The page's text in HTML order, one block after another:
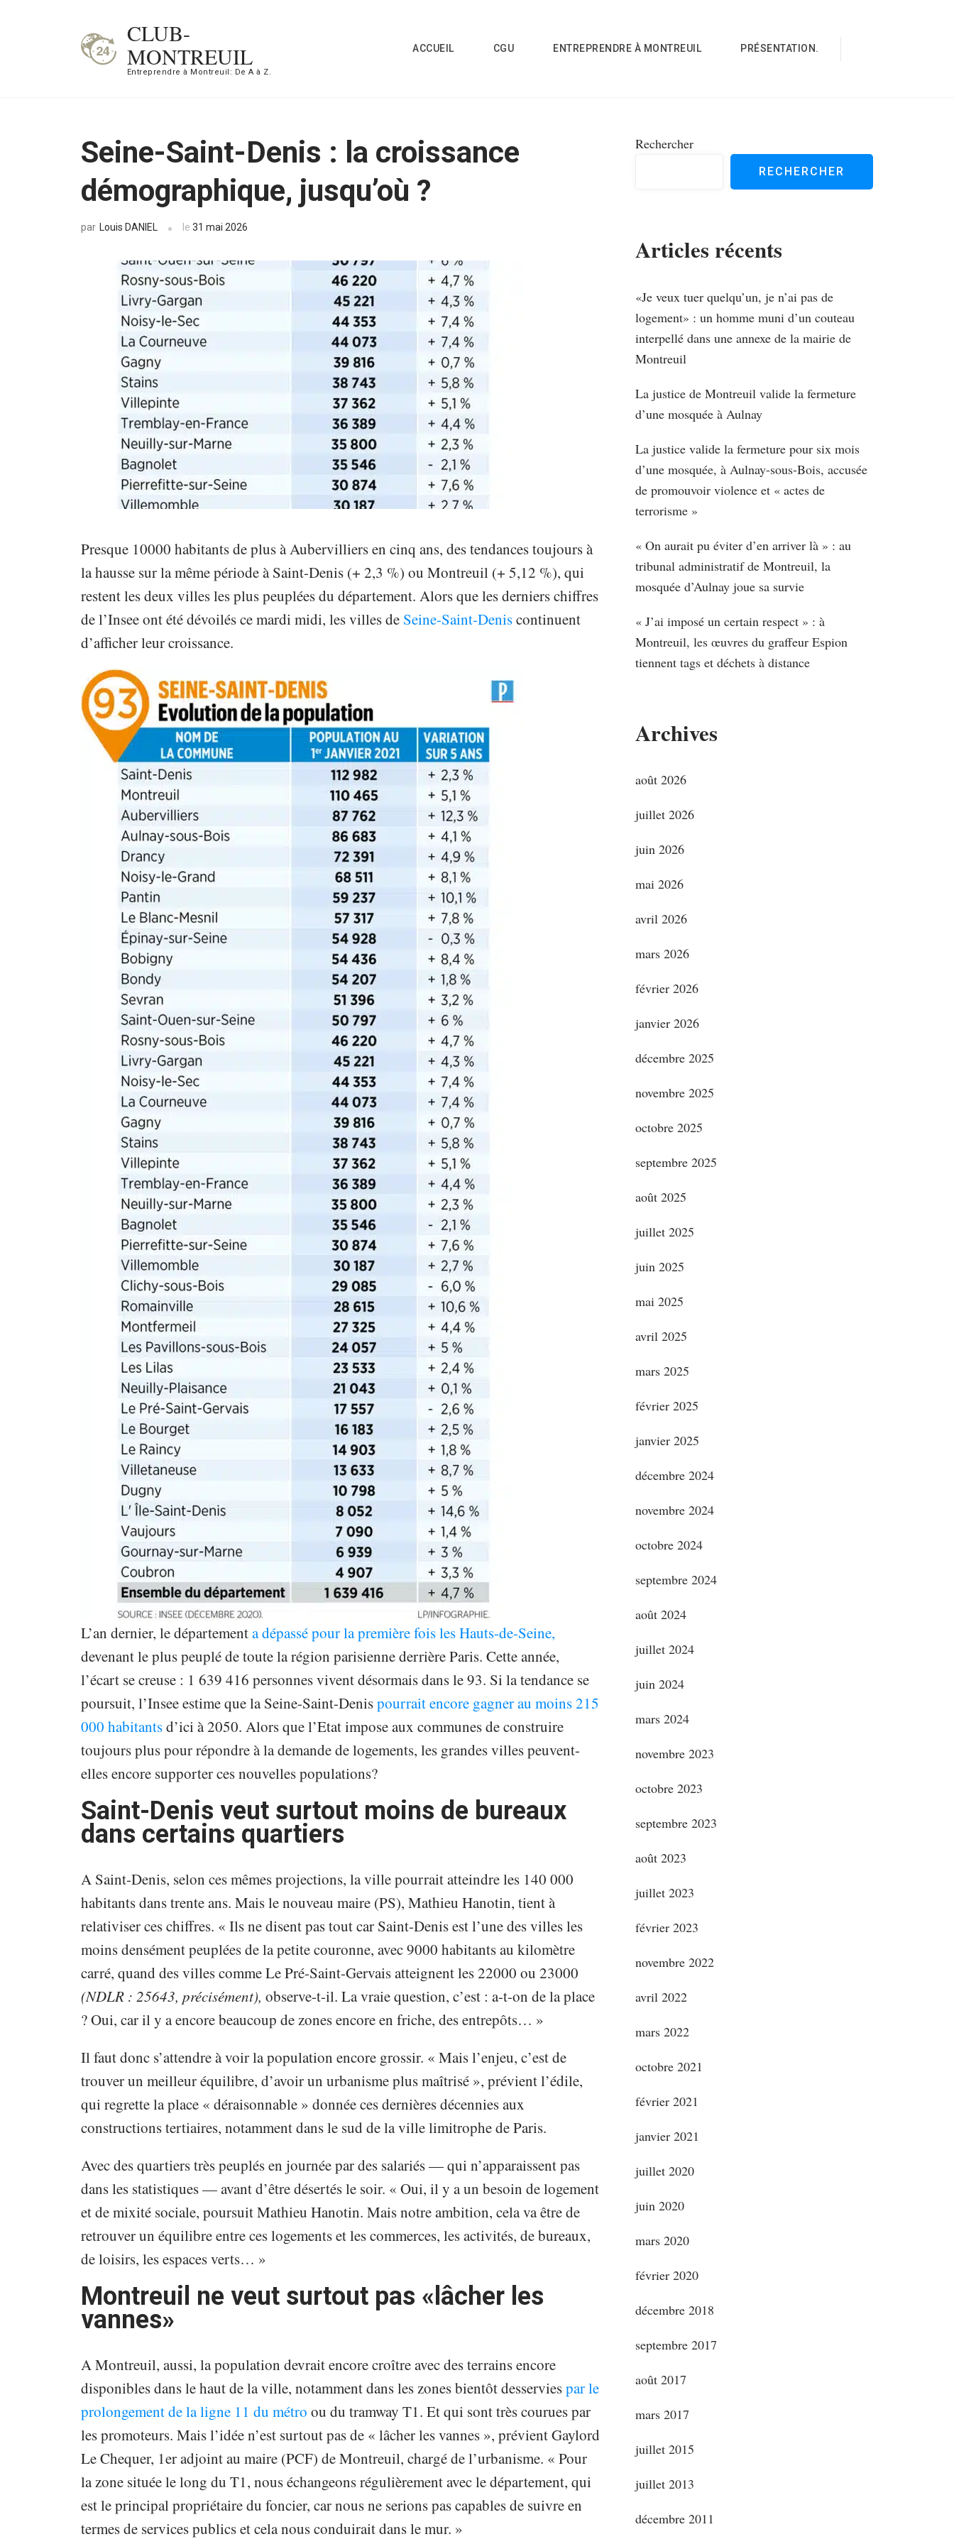
CLUB-
MONTREUIL
Entreprendre à Montreuil: De A à Z.
ACCUEIL CGU ENTREPRENDRE À MONTREUIL PRÉSENTATION.
Seine-Saint-Denis : la croissance
démographique, jusqu’où ?
par Louis DANIEL le 31 mai 2026
Presque 10000 habitants de plus à Aubervilliers en cinq ans, des tendances toujours à
la hausse sur la même période à Saint-Denis (+ 2,3 %) ou Montreuil (+ 5,12 %), qui
restent les deux villes les plus peuplées du département. Alors que les derniers chiffres
de l’Insee ont été dévoilés ce mardi midi, les villes de Seine-Saint-Deniscontinuent
d’afficher leur croissance.
L’an dernier, le départementa dépassé pour la première fois les Hauts-de-Seine,
devenant le plus peuplé de toute la région parisienne derrière Paris. Cette année,
l’écart se creuse : 1 639 416 personnes vivent désormais dans le 93. Si la tendance se
poursuit, l’Insee estime que la Seine-Saint-Denispourrait encore gagner au moins 215
000 habitantsd’ici à 2050. Alors que l’Etat impose aux communes de construire
toujours plus pour répondre à la demande de logements, les grandes villes peuvent-
elles encore supporter ces nouvelles populations?
Saint-Denis veut surtout moins de bureaux
dans certains quartiers
A Saint-Denis, selon ces mêmes projections, la ville pourrait atteindre les 140 000
habitants dans trente ans. Mais le nouveau maire (PS), Mathieu Hanotin, tient à
relativiser ces chiffres. « Ils ne disent pas tout car Saint-Denis est l’une des villes les
moins densément peuplées de la petite couronne, avec 9000 habitants au kilomètre
carré, quand des villes comme Le Pré-Saint-Gervais atteignent les 22000 ou 23000
(NDLR : 25643, précisément), observe-t-il. La vraie question, c’est : a-t-on de la place
? Oui, car il y a encore beaucoup de zones encore en friche, des entrepôts… »
Il faut donc s’attendre à voir la population encore grossir. « Mais l’enjeu, c’est de
trouver un meilleur équilibre, d’avoir un urbanisme plus maîtrisé », prévient l’édile,
qui regrette la place « déraisonnable » donnée ces dernières décennies aux
constructions tertiaires, notamment dans le sud de la ville limitrophe de Paris.
Avec des quartiers très peuplés en journée par des salariés — qui n’apparaissent pas
dans les statistiques — avant d’être désertés le soir. « Oui, il y a un besoin de logement
et de mixité sociale, poursuit Mathieu Hanotin. Mais notre ambition, cela va être de
retrouver un équilibre entre ces logements et les commerces, les activités, de bureaux,
de loisirs, les espaces verts… »
Montreuil ne veut surtout pas «lâcher les
vannes»
A Montreuil, aussi, la population devrait encore croître avec des terrains encore
disponibles dans le haut de la ville, notamment dans les zones bientôt desserviespar le
prolongement de la ligne 11 du métro ou du tramway T1. Et qui sont très courues par
les promoteurs. Mais l’idée n’est surtout pas de « lâcher les vannes », prévient Gaylord
Le Chequer, 1er adjoint au maire (PCF) de Montreuil, chargé de l’urbanisme. « Pour
la zone située le long du T1, nous échangeons régulièrement avec le département, qui
est le principal propriétaire du foncier, car nous ne serions pas capables de suivre en
termes de services publics et cela nous conduirait dans le mur. »
Rechercher
RECHERCHER
Articles récents
«Je veux tuer quelqu’un, je n’ai pas de
logement» : un homme muni d’un couteau
interpellé dans une annexe de la mairie de
Montreuil
La justice de Montreuil valide la fermeture
d’une mosquée à Aulnay
La justice valide la fermeture pour six mois
d’une mosquée, à Aulnay-sous-Bois, accusée
de promouvoir violence et « actes de
terrorisme »
« On aurait pu éviter d’en arriver là » : au
tribunal administratif de Montreuil, la
mosquée d’Aulnay joue sa survie
« J’ai imposé un certain respect » : à
Montreuil, les œuvres du graffeur Espion
tiennent tags et déchets à distance
Archives
août 2026
juillet 2026
juin 2026
mai 2026
avril 2026
mars 2026
février 2026
janvier 2026
décembre 2025
novembre 2025
octobre 2025
septembre 2025
août 2025
juillet 2025
juin 2025
mai 2025
avril 2025
mars 2025
février 2025
janvier 2025
décembre 2024
novembre 2024
octobre 2024
septembre 2024
août 2024
juillet 2024
juin 2024
mars 2024
novembre 2023
octobre 2023
septembre 2023
août 2023
juillet 2023
février 2023
novembre 2022
avril 2022
mars 2022
octobre 2021
février 2021
janvier 2021
juillet 2020
juin 2020
mars 2020
février 2020
décembre 2018
septembre 2017
août 2017
mars 2017
juillet 2015
juillet 2013
décembre 2011